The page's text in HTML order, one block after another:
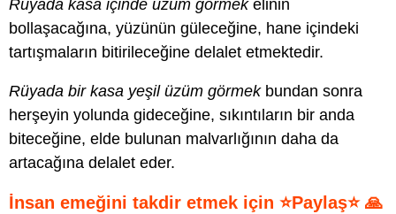
Rüyada kasa içinde üzüm görmekelinin
bollaşacağına, yüzünün güleceğine, hane içindeki
tartışmaların bitirileceğine delalet etmektedir.
Rüyada bir kasa yeşil üzüm görmekbundan sonra
herşeyin yolunda gideceğine, sıkıntıların bir anda
biteceğine, elde bulunan malvarlığının daha da
artacağına delalet eder.
İnsan emeğini takdir etmek için ⭐Paylaş⭐ 🙏